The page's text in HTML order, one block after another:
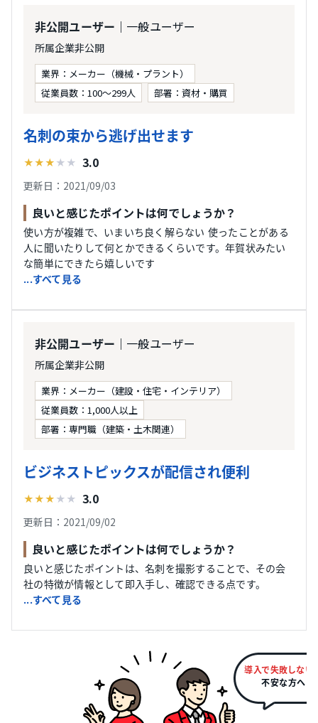
非公開ユーザー ｜一般ユーザー
所属企業非公開
業界：メーカー（機械・プラント）
従業員数：100〜299人
部署：資材・購買
名刺の束から逃げ出せます
★★★ ★ ★ 3.0
更新日：2021/09/03
良いと感じたポイントは何でしょうか？
使い方が複雑で、いまいち良く解らない 使ったことがある
人に聞いたりして何とかできるくらいです。年賀状みたい
な簡単にできたら嬉しいです
...すべて見る
非公開ユーザー ｜一般ユーザー
所属企業非公開
業界：メーカー（建設・住宅・インテリア）
従業員数：1,000人以上
部署：専門職（建築・土木関連）
ビジネストピックスが配信され便利
★★★ ★ ★ 3.0
更新日：2021/09/02
良いと感じたポイントは何でしょうか？
良いと感じたポイントは、名刺を撮影することで、その会
社の特徴が情報として即入手し、確認できる点です。
...すべて見る
導入で失敗しない
不安な方へ